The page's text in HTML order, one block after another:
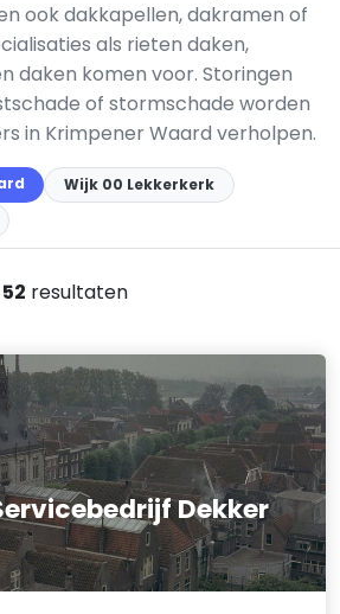
ook dakkapellen, dakramen of
als rieten daken,
daken komen voor. Storingen
of stormschade worden
in Krimpener Waard verholpen.
Wijk 00 Lekkerkerk
52 resultaten
Dekker